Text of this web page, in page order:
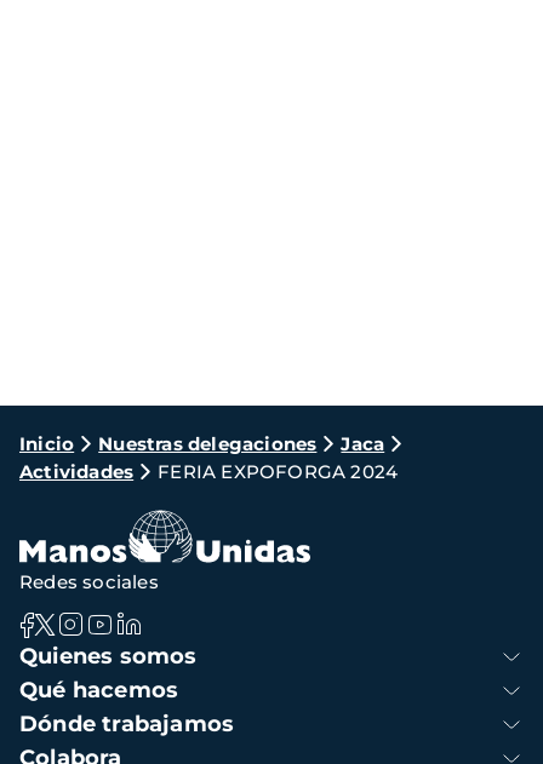
Ruta
de
navegación
Inicio Nuestras delegaciones
Jaca
Actividades
FERIA EXPOFORGA 2024
Navegación
principal
Quienes somos
Qué hacemos
Dónde trabajamos
Colabora
Redes sociales